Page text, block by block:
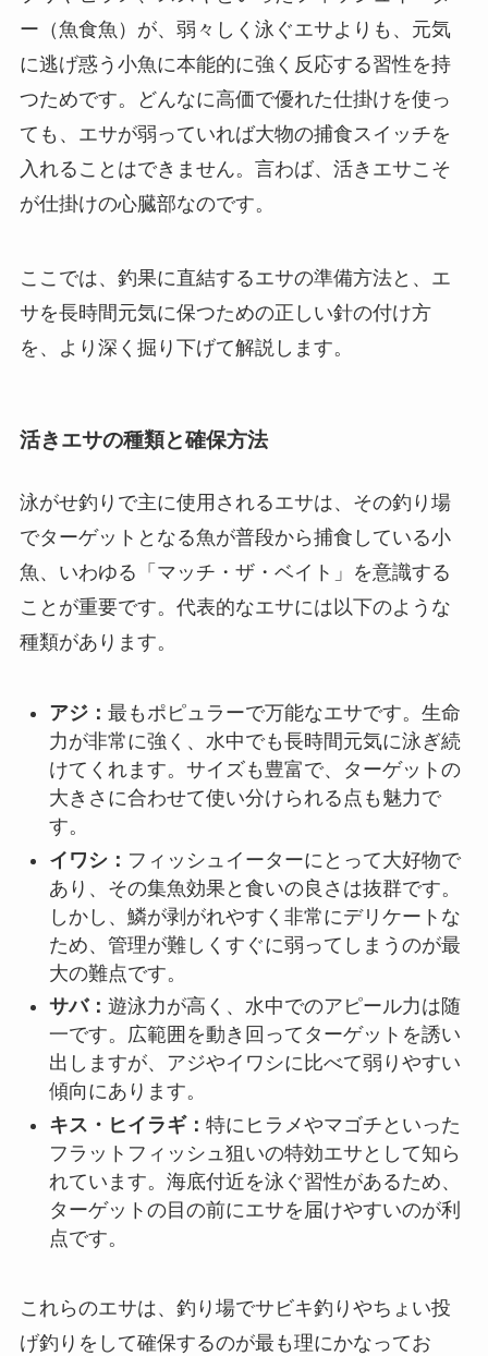
ー（魚食魚）が、弱々しく泳ぐエサよりも、元気
に逃げ惑う小魚に本能的に強く反応する習性を持
つためです。どんなに高価で優れた仕掛けを使っ
ても、エサが弱っていれば大物の捕食スイッチを
入れることはできません。言わば、活きエサこそ
が仕掛けの心臓部なのです。
ここでは、釣果に直結するエサの準備方法と、エ
サを長時間元気に保つための正しい針の付け方
を、より深く掘り下げて解説します。
活きエサの種類と確保方法
泳がせ釣りで主に使用されるエサは、その釣り場
でターゲットとなる魚が普段から捕食している小
魚、いわゆる「マッチ・ザ・ベイト」を意識する
ことが重要です。代表的なエサには以下のような
種類があります。
アジ： 最もポピュラーで万能なエサです。生命
力が非常に強く、水中でも長時間元気に泳ぎ続
けてくれます。サイズも豊富で、ターゲットの
大きさに合わせて使い分けられる点も魅力で
す。
イワシ： フィッシュイーターにとって大好物で
あり、その集魚効果と食いの良さは抜群です。
しかし、鱗が剥がれやすく非常にデリケートな
ため、管理が難しくすぐに弱ってしまうのが最
大の難点です。
サバ： 遊泳力が高く、水中でのアピール力は随
一です。広範囲を動き回ってターゲットを誘い
出しますが、アジやイワシに比べて弱りやすい
傾向にあります。
キス・ヒイラギ： 特にヒラメやマゴチといった
フラットフィッシュ狙いの特効エサとして知ら
れています。海底付近を泳ぐ習性があるため、
ターゲットの目の前にエサを届けやすいのが利
点です。
これらのエサは、釣り場でサビキ釣りやちょい投
げ釣りをして確保するのが最も理にかなってお